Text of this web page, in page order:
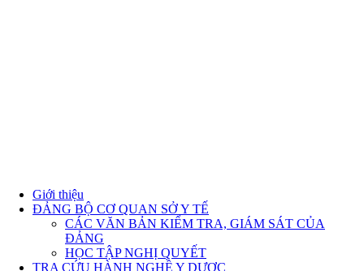
Giới thiệu
ĐẢNG BỘ CƠ QUAN SỞ Y TẾ
CÁC VĂN BẢN KIỂM TRA, GIÁM SÁT CỦA
ĐẢNG
HỌC TẬP NGHỊ QUYẾT
TRA CỨU HÀNH NGHỀ Y DƯỢC